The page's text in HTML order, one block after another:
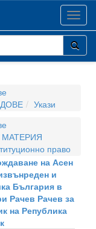
Укази
право
на Асен
и
България в
Рачев Рачев за
на Република